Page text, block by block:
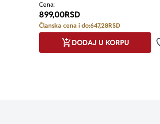
Cena:
899,00RSD
Članska cena i do:647,28RSD
DODAJ U KORPU